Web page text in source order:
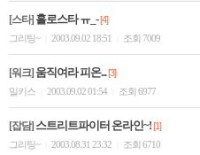
[스타] 홀로스타 ㅠ_-[4]
그리팅~
2003.09.02 18:51 조회 7009
[워크] 움직여라 피온...[3]
밀키스
2003.09.02 01:54 조회 6977
[잡담] 스트리트파이터 온라인~![1]
그리팅~
2003.08.31 23:32 조회 6710